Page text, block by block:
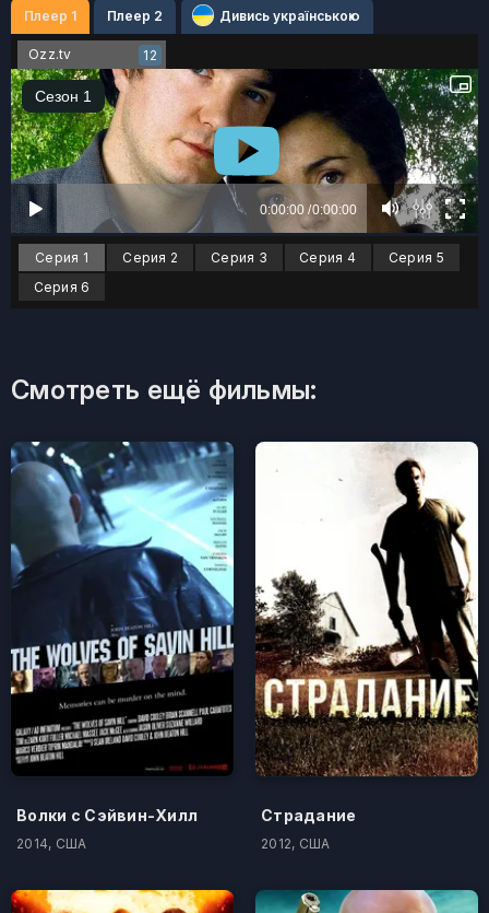
Плеер 1 Плеер 2 Дивись українською
Ozz.tv 12
Серия 1 Серия 2 Серия 3 Серия 4
Серия 5
Серия 6
Смотреть ещё фильмы:
Волки с Сэйвин-Хилл
2014, США
Страдание
2012, США